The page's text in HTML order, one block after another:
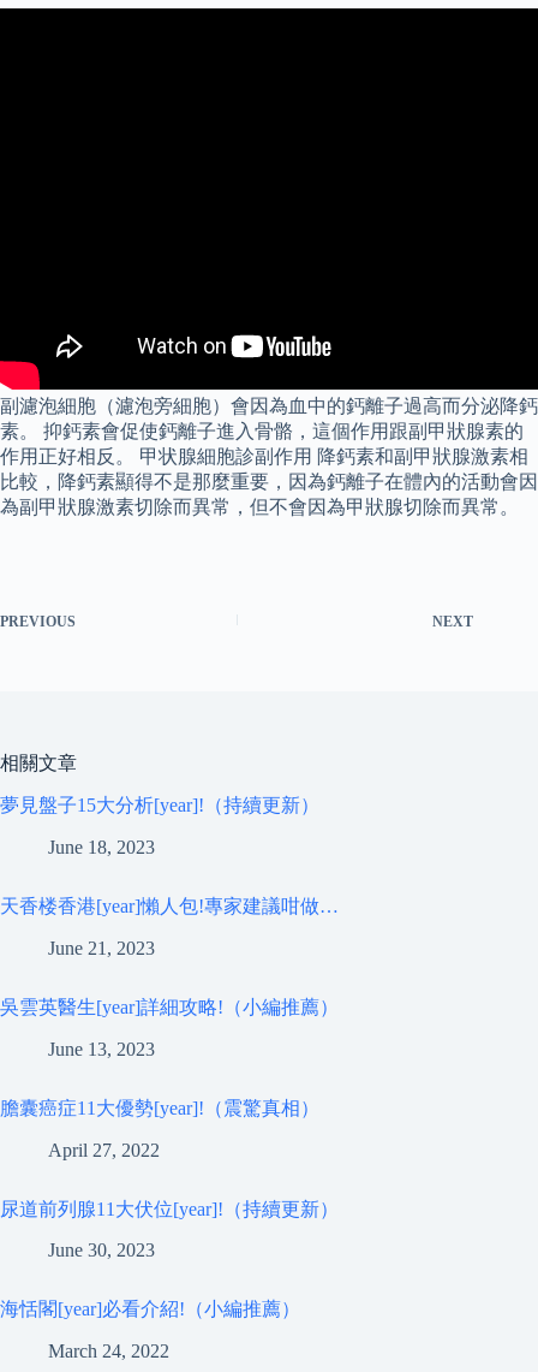
副濾泡細胞（濾泡旁細胞）會因為血中的鈣離子過高而分泌降鈣
素。 抑鈣素會促使鈣離子進入骨骼，這個作用跟副甲狀腺素的
作用正好相反。 甲状腺細胞診副作用 降鈣素和副甲狀腺激素相
比較，降鈣素顯得不是那麼重要，因為鈣離子在體內的活動會因
為副甲狀腺激素切除而異常，但不會因為甲狀腺切除而異常。
PREVIOUS NEXT
相關文章
夢見盤子15大分析[year]!（持續更新）
June 18, 2023
天香楼香港[year]懶人包!專家建議咁做…
June 21, 2023
吳雲英醫生[year]詳細攻略!（小編推薦）
June 13, 2023
膽囊癌症11大優勢[year]!（震驚真相）
April 27, 2022
尿道前列腺11大伏位[year]!（持續更新）
June 30, 2023
海恬閣[year]必看介紹!（小編推薦）
March 24, 2022